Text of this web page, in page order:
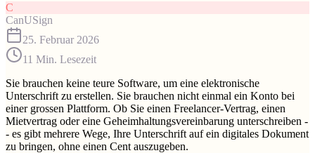
C
CanUSign
25. Februar 2026
11 Min. Lesezeit
Sie brauchen keine teure Software, um eine elektronische
Unterschrift zu erstellen. Sie brauchen nicht einmal ein Konto bei
einer grossen Plattform. Ob Sie einen Freelancer-Vertrag, einen
Mietvertrag oder eine Geheimhaltungsvereinbarung unterschreiben -
- es gibt mehrere Wege, Ihre Unterschrift auf ein digitales Dokument
zu bringen, ohne einen Cent auszugeben.